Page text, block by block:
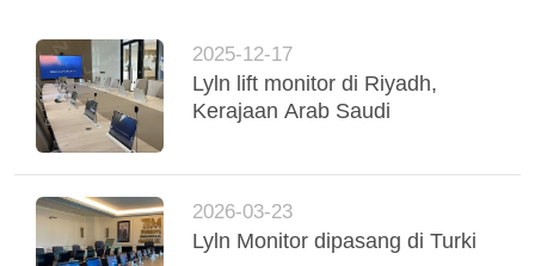
2025-12-17
Lyln lift monitor di Riyadh,
Kerajaan Arab Saudi
2026-03-23
Lyln Monitor dipasang di Turki